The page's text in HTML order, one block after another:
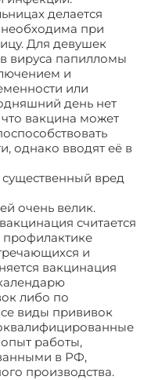
делается
при
Для девушек
вируса папилломы
и
или
день нет
что вакцина может
однако вводят её в
вред
очень велик.
считается
и
вакцинация
либо по
виды прививок
работы,
в РФ,
производства.